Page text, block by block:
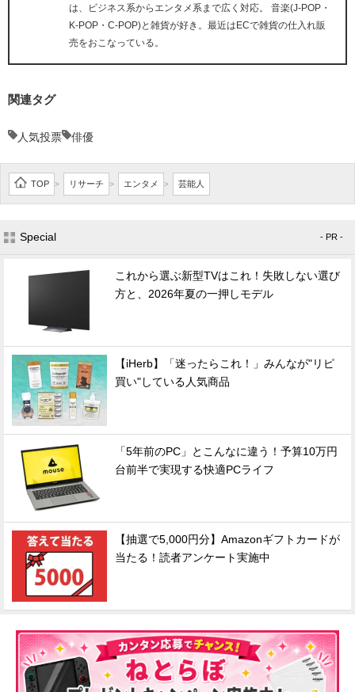
は、ビジネス系からエンタメ系まで広く対応。 音楽(J-POP・
K-POP・C-POP)と雑貨が好き。最近はECで雑貨の仕入れ販
売をおこなっている。
関連タグ
人気投票 俳優
TOP > リサーチ > エンタメ > 芸能人
Special - PR -
これから選ぶ新型TVはこれ！失敗しない選び
方と、2026年夏の一押しモデル
【iHerb】「迷ったらこれ！」みんなが"リピ
買い"している人気商品
「5年前のPC」とこんなに違う！予算10万円
台前半で実現する快適PCライフ
【抽選で5,000円分】Amazonギフトカードが
当たる！読者アンケート実施中